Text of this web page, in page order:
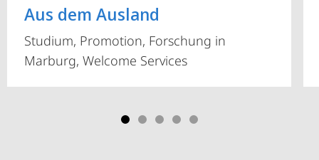
Aus dem Ausland
Studium, Promotion, Forschung in
Marburg, Welcome Services